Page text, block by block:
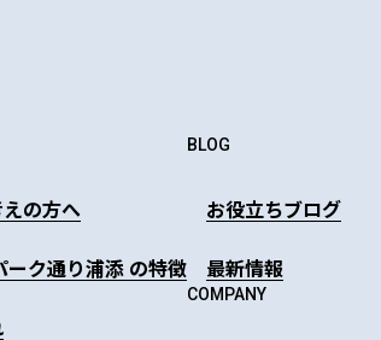
の方へ
ーク通り浦添 の特徴
BLOG
お役立ちブログ
最新情報
COMPANY